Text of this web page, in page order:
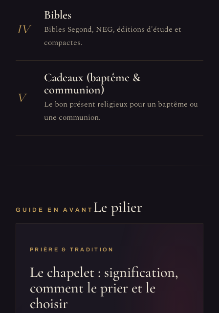
IV
Bibles
Bibles Segond, NEG, éditions d'étude et
compactes.
V
Cadeaux (baptême &
communion)
Le bon présent religieux pour un baptême ou
une communion.
GUIDE EN AVANT Le pilier
PRIÈRE & TRADITION
Le chapelet : signification,
comment le prier et le
choisir